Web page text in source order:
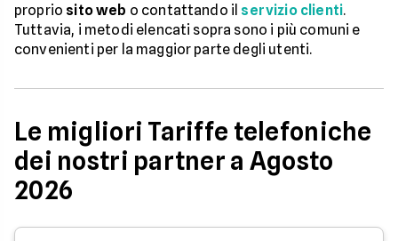
proprio sito web o contattando il servizio clienti.
Tuttavia, i metodi elencati sopra sono i più comuni e
convenienti per la maggior parte degli utenti.
Le migliori Tariffe telefoniche
dei nostri partner a Agosto
2026